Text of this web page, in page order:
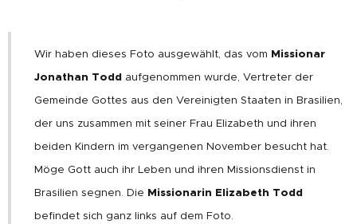
Wir haben dieses Foto ausgewählt, das vom Missionar
Jonathan Todd aufgenommen wurde, Vertreter der
Gemeinde Gottes aus den Vereinigten Staaten in Brasilien,
der uns zusammen mit seiner Frau Elizabeth und ihren
beiden Kindern im vergangenen November besucht hat.
Möge Gott auch ihr Leben und ihren Missionsdienst in
Brasilien segnen. Die Missionarin Elizabeth Todd
befindet sich ganz links auf dem Foto.